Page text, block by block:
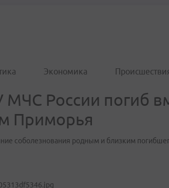
Экономика
МЧС России погиб
Приморья
соболезнования родным и близким